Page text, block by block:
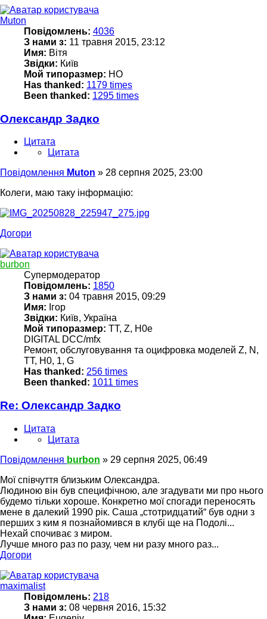
Muton
Повідомлень: 4036
З нами з: 11 травня 2015, 23:12
Имя: Вітя
Звідки: Київ
Мой типоразмер: НО
Has thanked: 1179 times
Been thanked: 1295 times
Олександр Задко
Цитата
Цитата
Повідомлення Muton » 28 серпня 2025, 23:00
Колеги, маю таку інформацію:
Догори
burbon
Супермодератор
Повідомлень: 1850
З нами з: 04 травня 2015, 09:29
Имя: Ігор
Звідки: Київ, Україна
Мой типоразмер: TT, Z, H0e
DIGITAL DCC/mfx
Ремонт, обслуговування та оцифровка моделей Z, N,
TT, H0, 1, G
Has thanked: 256 times
Been thanked: 1011 times
Re: Олександр Задко
Цитата
Цитата
Повідомлення burbon » 29 серпня 2025, 06:49
Мої співчуття близьким Олександра.
Людиною він був специфічною, але згадувати ми про нього
будемо тільки хороше. Конкретно мої спогади переносять
мене в далекий 1990 рік. Саша „стотридцатий“ був одни з
перших з ким я познайомився в клубі ще на Подолі...
Нехай спочиває з миром.
Лучше много раз по разу, чем ни разу много раз...
Догори
maximalist
Повідомлень: 218
З нами з: 08 червня 2016, 15:32